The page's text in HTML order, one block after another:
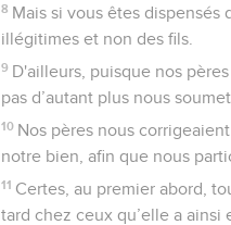
8 Mais si vous êtes dispensés
illégitimes et non des fils.
9 D'ailleurs, puisque nos
pas d’autant plus nous
10 Nos pères nous
notre bien, afin que nous
11 Certes, au premier abord,
tard chez ceux qu’elle a ainsi